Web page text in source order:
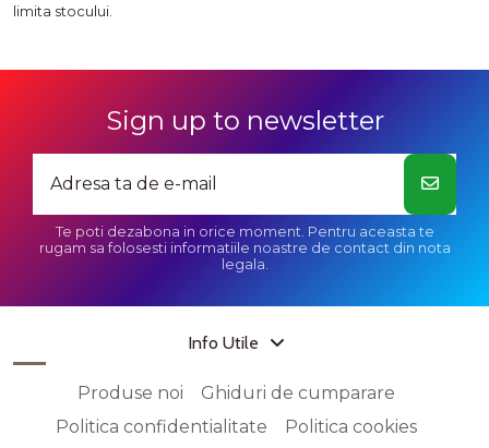
limita stocului.
Sign up to newsletter
Te poti dezabona in orice moment. Pentru aceasta te
rugam sa folosesti informatiile noastre de contact din nota
legala.
Info Utile
Produse noi
Ghiduri de cumparare
Politica confidentialitate
Politica cookies